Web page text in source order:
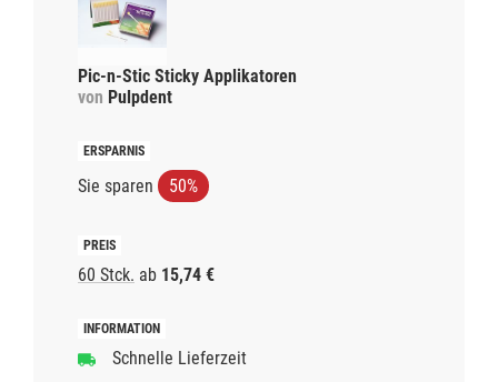
Pic-n-Stic Sticky Applikatoren
von Pulpdent
Sie sparen 50%
60 Stck. ab 15,74 €
Schnelle Lieferzeit